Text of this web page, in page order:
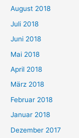
August 2018
Juli 2018
Juni 2018
Mai 2018
April 2018
März 2018
Februar 2018
Januar 2018
Dezember 2017